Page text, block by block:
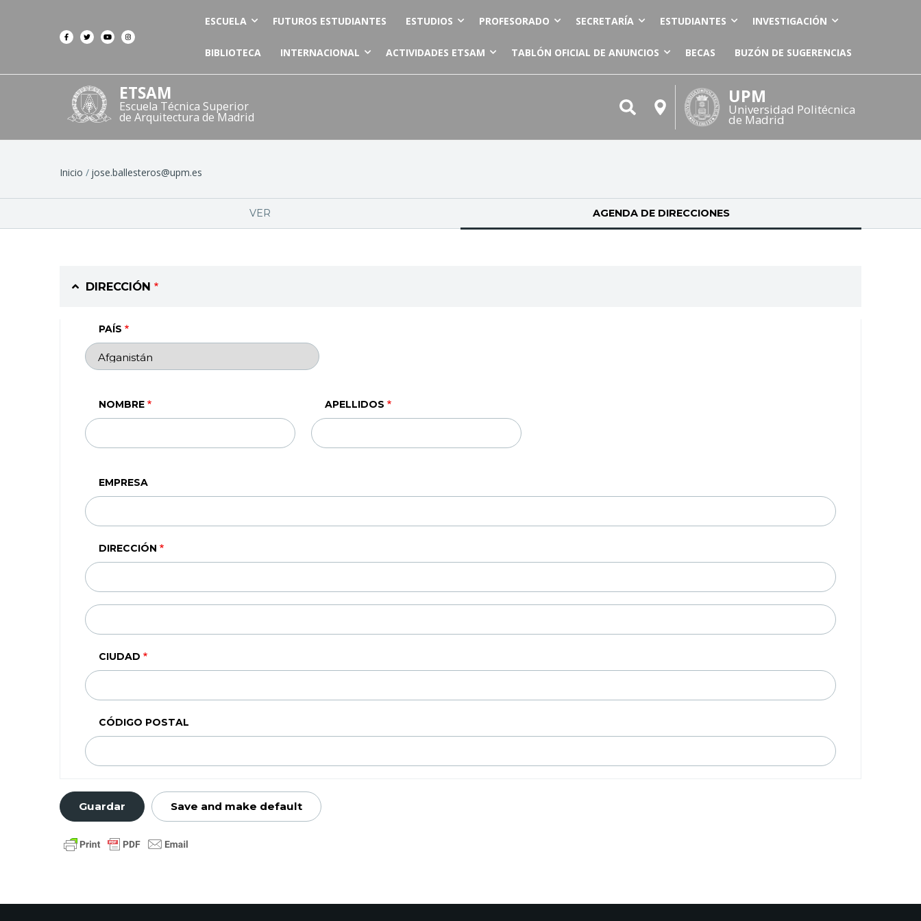
ESCUELA FUTUROS ESTUDIANTES ESTUDIOS PROFESORADO SECRETARÍA ESTUDIANTES INVESTIGACIÓN
BIBLIOTECA INTERNACIONAL ACTIVIDADES ETSAM TABLÓN OFICIAL DE ANUNCIOS BECAS BUZÓN DE SUGERENCIAS
ETSAM
Escuela Técnica Superior
de Arquitectura de Madrid
UPM
Universidad Politécnica
de Madrid
Ruta
de
navegación
Inicio jose.ballesteros@upm.es
principales
VER AGENDA DE DIRECCIONES(SOLAPA ACTIVA)
DIRECCIÓN
PAÍS
NOMBRE APELLIDOS
EMPRESA
DIRECCIÓN
CIUDAD
CÓDIGO POSTAL